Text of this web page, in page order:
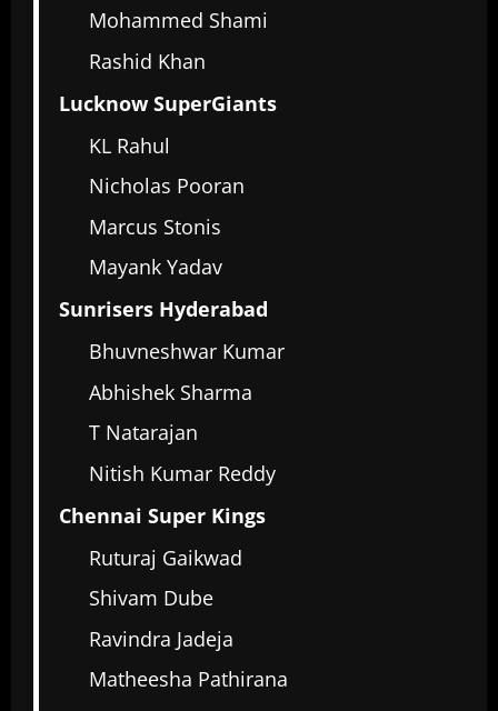
Mohammed Shami
Rashid Khan
Lucknow SuperGiants
KL Rahul
Nicholas Pooran
Marcus Stonis
Mayank Yadav
Sunrisers Hyderabad
Bhuvneshwar Kumar
Abhishek Sharma
T Natarajan
Nitish Kumar Reddy
Chennai Super Kings
Ruturaj Gaikwad
Shivam Dube
Ravindra Jadeja
Matheesha Pathirana